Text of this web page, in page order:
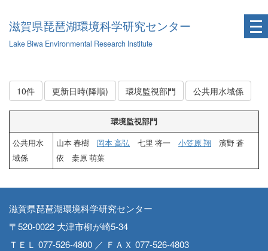
滋賀県琵琶湖環境科学研究センター
Lake Biwa Environmental Research Institute
10件 更新日時(降順) 環境監視部門 公共用水域係
環境監視部門
公共用水
域係
山本 春樹 岡本 高弘 七里 将一 小笠原 翔 濱野 蒼
依 桒原 萌葉
滋賀県琵琶湖環境科学研究センター
〒520-0022 大津市柳が崎5-34
ＴＥＬ 077-526-4800 ／ ＦＡＸ 077-526-4803